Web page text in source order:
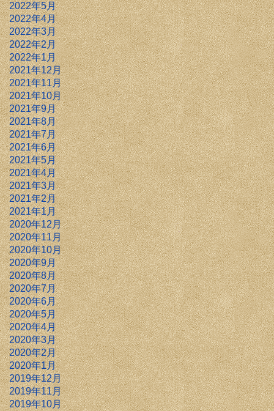
2022年5月
2022年4月
2022年3月
2022年2月
2022年1月
2021年12月
2021年11月
2021年10月
2021年9月
2021年8月
2021年7月
2021年6月
2021年5月
2021年4月
2021年3月
2021年2月
2021年1月
2020年12月
2020年11月
2020年10月
2020年9月
2020年8月
2020年7月
2020年6月
2020年5月
2020年4月
2020年3月
2020年2月
2020年1月
2019年12月
2019年11月
2019年10月